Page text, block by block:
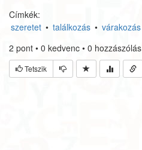
Címkék:
szeretet • találkozás • várakozás
2 pont • 0 kedvenc • 0 hozzászólás
Tetszik